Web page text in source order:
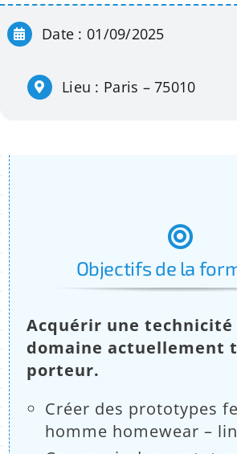
Apprentissage
Bilan de
Actualités
Contact
Recherche
pour
:
Date : 01/09/2025
Lieu : Paris – 75010
Objectifs de la
Acquérir une technicité
domaine actuellement
porteur.
Créer des prototypes
homme homewear –